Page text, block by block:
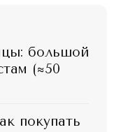
большой
(≈50
покупать